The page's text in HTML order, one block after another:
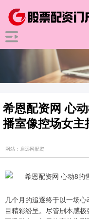
希恩配资网 心
播室像控场女主
网站：启远网配资
几个月的追逐终于以一场
目精彩纷呈。尽管剧本感